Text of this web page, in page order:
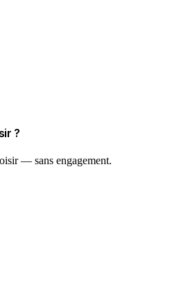
?
— sans engagement.